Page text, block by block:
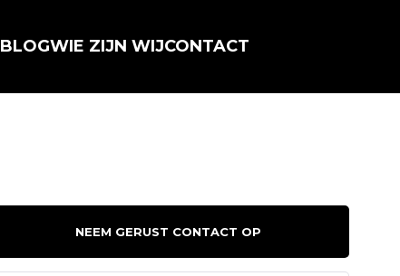
BLOGWIE ZIJN WIJCONTACT
NEEM GERUST CONTACT OP